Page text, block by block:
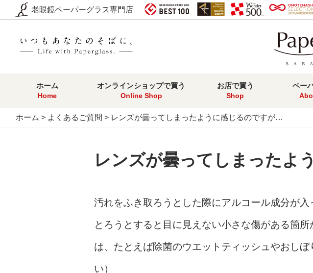
老眼鏡ペーパーグラス専門店
ホーム
Home
オンラインショップで買う
Online Shop
お店で買う
Shop
ペー
ホーム > よくあるご質問 > レンズが曇ってしまったように感じるのですが…
レンズが曇ってしまったよ
汚れをふき取ろうとした際にアルコール成分が
とろうとすると目に見えない小さな傷がある箇
は、たとえば除菌のウエットティッシュやおし
い）